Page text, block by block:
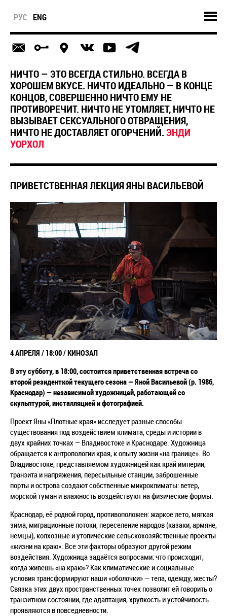
РУС ENG
НИЧТО — ЭТО ВСЕГДА СТИЛЬНО. ВСЕГДА В
ХОРОШЕМ ВКУСЕ. НИЧТО ИДЕАЛЬНО — В КОНЦЕ
КОНЦОВ, СОВЕРШЕННО НИЧТО ЕМУ НЕ
ПРОТИВОРЕЧИТ. НИЧТО НЕ УТОМЛЯЕТ, НИЧТО НЕ
ВЫЗЫВАЕТ СЕКСУАЛЬНОГО ОТВРАЩЕНИЯ,
НИЧТО НЕ ДОСТАВЛЯЕТ ОГОРЧЕНИЙ.ЭНДИ
УОРХОЛ
ПРИВЕТСТВЕННАЯ ЛЕКЦИЯ ЯНЫ ВАСИЛЬЕВОЙ
4 АПРЕЛЯ / 18:00 / КИНОЗАЛ
В эту субботу, в 18:00, состоится приветственная встреча со
второй резиденткой текущего сезона — Яной Васильевой (р. 1986,
Краснодар) — независимой художницей, работающей со
скульптурой, инсталляцией и фотографией.
️️️️️️Проект Яны «Плотные края» исследует разные способы
существования под воздействием климата, среды и истории в
двух крайних точках — Владивостоке и Краснодаре. Художница
обращается к антропологии края, к опыту жизни «на границе». Во
Владивостоке, представляемом художницей как край империи,
транзита и напряжения, пересыльные станции, заброшенные
порты и острова создают собственные микроклиматы: ветер,
морской туман и влажность воздействуют на физические формы.
Краснодар, её родной город, противоположен: жаркое лето, мягкая
зима, миграционные потоки, переселение народов (казаки, армяне,
немцы), колхозные и утопические сельскохозяйственные проекты
«жизни на краю». Все эти факторы образуют другой режим
воздействия. Художница задаётся вопросами: что происходит,
когда живёшь «на краю»? Как климатические и социальные
условия трансформируют наши «оболочки» — тела, одежду, жесты?
Связка этих двух пространственных точек позволит ей говорить о
транзитном состоянии, где адаптация, хрупкость и устойчивость
проявляются в повседневности.